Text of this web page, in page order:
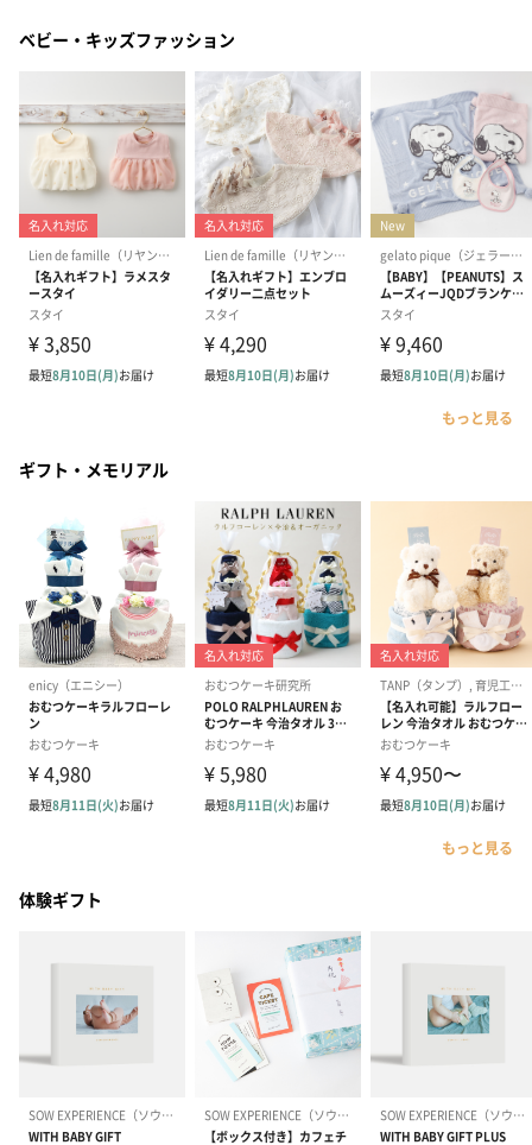
ベビー・キッズファッション
もっと見る
ギフト・メモリアル
もっと見る
体験ギフト